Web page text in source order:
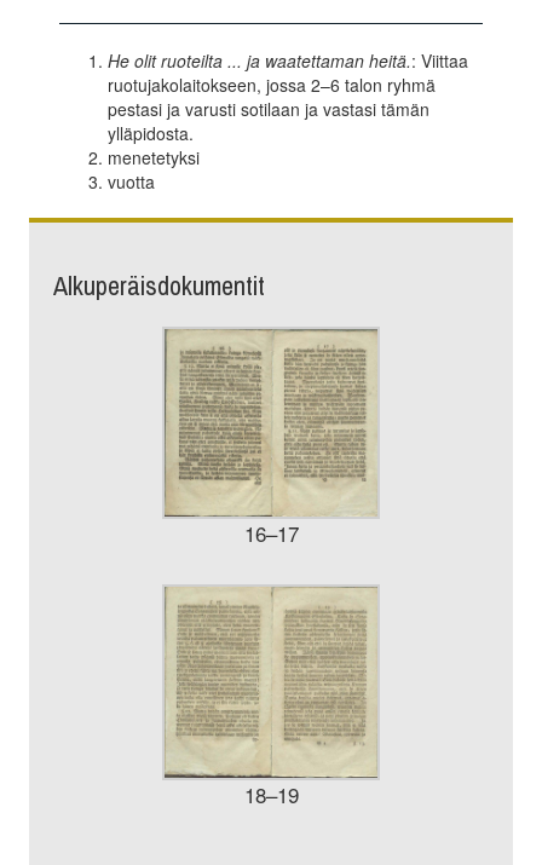
He olit ruoteilta ... ja waatettaman heitä.: Viittaa
ruotujakolaitokseen, jossa 2–6 talon ryhmä
pestasi ja varusti sotilaan ja vastasi tämän
ylläpidosta.
menetetyksi
vuotta
Alkuperäisdokumentit
16–17
18–19